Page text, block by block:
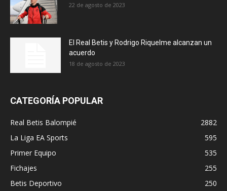
22 de agosto de 2023
El Real Betis y Rodrigo Riquelme alcanzan un
acuerdo
18 de agosto de 2023
CATEGORÍA POPULAR
Real Betis Balompié
2882
La Liga EA Sports
595
Primer Equipo
535
Fichajes
255
Betis Deportivo
250